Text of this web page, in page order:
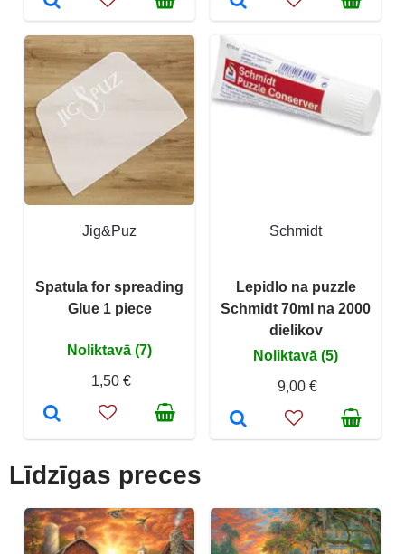
Jig&Puz
Spatula for spreading
Glue 1 piece
Noliktavā (7)
1,50 €
Schmidt
Lepidlo na puzzle
Schmidt 70ml na 2000
dielikov
Noliktavā (5)
9,00 €
Līdzīgas preces